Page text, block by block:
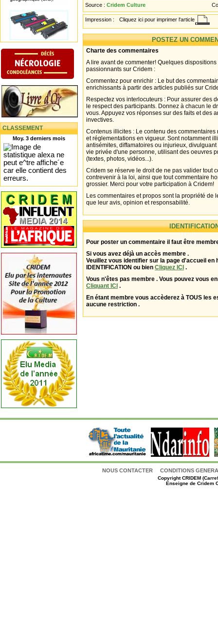
CLASSEMENT
Moy. 3 derniers mois
Source : Cridem Culture
Impression : Cliquez ici pour imprimer l'article
POSTEZ UN
Charte des commentaires
A lire avant de commenter! Quelques
passionnants sur Cridem :
Commentez pour enrichir : Le but des
enrichissants à partir des articles publiés sur
Respectez vos interlocuteurs : Pour assurer des
le respect des participants. Donnez à chacun le
vous. Appuyez vos réponses sur des faits et des
invectives.
Contenus illicites : Le contenu des
et réglementations en vigueur. Sont notamment
antisémites, diffamatoires ou injurieux,
vie privée d'une personne, utilisant des oeuvres
(textes, photos, vidéos...).
Cridem se réserve le droit de ne pas valider tout
contrevenir à la loi, ainsi que tout commentaire
grossier. Merci pour votre participation à Cridem!
Les commentaires et propos sont la propriété de
que leur avis, opinion et responsabilité.
Pour poster un commentaire il faut être
Si vous avez déjà un accès membre .
Veuillez vous identifier sur la page d'accueil en
IDENTIFICATION ou bien Cliquez ICI .
Vous n'êtes pas membre . Vous pouvez vous
Cliquant ICI .
En étant membre vous accèderez à TOUS les
aucune restriction .
NOUS CONTACTER CONDITIONS
CopyrightCRIDEM
Enseigne de Cridem